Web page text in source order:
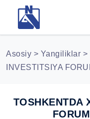
Asosiy > Yangiliklar >
INVESTITSIYA
TOSHKENTDA